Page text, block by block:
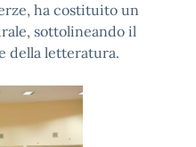
ha costituito un
sottolineando il
della letteratura.